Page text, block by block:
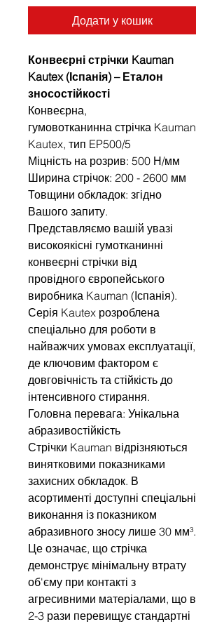
Додати у кошик
Конвеєрні стрічки Kauman
Kautex (Іспанія) – Еталон
зносостійкості
Конвеєрна,
гумовотканинна стрічка Kauman
Kautex, тип EP500/5
Міцність на розрив: 500 Н/мм
Ширина стрічок: 200 - 2600 мм
Товщини обкладок: згідно
Вашого запиту.
Представляємо вашій увазі
високоякісні гумотканинні
конвеєрні стрічки від
провідного європейського
виробника Kauman (Іспанія).
Серія Kautex розроблена
спеціально для роботи в
найважчих умовах експлуатації,
де ключовим фактором є
довговічність та стійкість до
інтенсивного стирання.
Головна перевага: Унікальна
абразивостійкість
Стрічки Kauman відрізняються
винятковими показниками
захисних обкладок. В
асортименті доступні спеціальні
виконання із показником
абразивного зносу лише 30 мм³.
Це означає, що стрічка
демонструє мінімальну втрату
об'єму при контакті з
агресивними матеріалами, що в
2-3 рази перевищує стандартні